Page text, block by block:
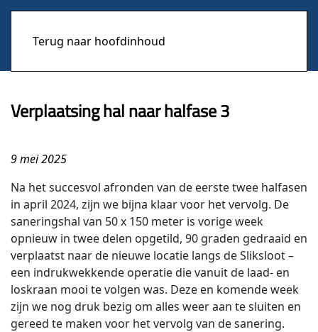
Terug naar hoofdinhoud
Verplaatsing hal naar halfase 3
9 mei 2025
Na het succesvol afronden van de eerste twee halfasen
in april 2024, zijn we bijna klaar voor het vervolg. De
saneringshal van 50 x 150 meter is vorige week
opnieuw in twee delen opgetild, 90 graden gedraaid en
verplaatst naar de nieuwe locatie langs de Sliksloot –
een indrukwekkende operatie die vanuit de laad- en
loskraan mooi te volgen was. Deze en komende week
zijn we nog druk bezig om alles weer aan te sluiten en
gereed te maken voor het vervolg van de sanering.